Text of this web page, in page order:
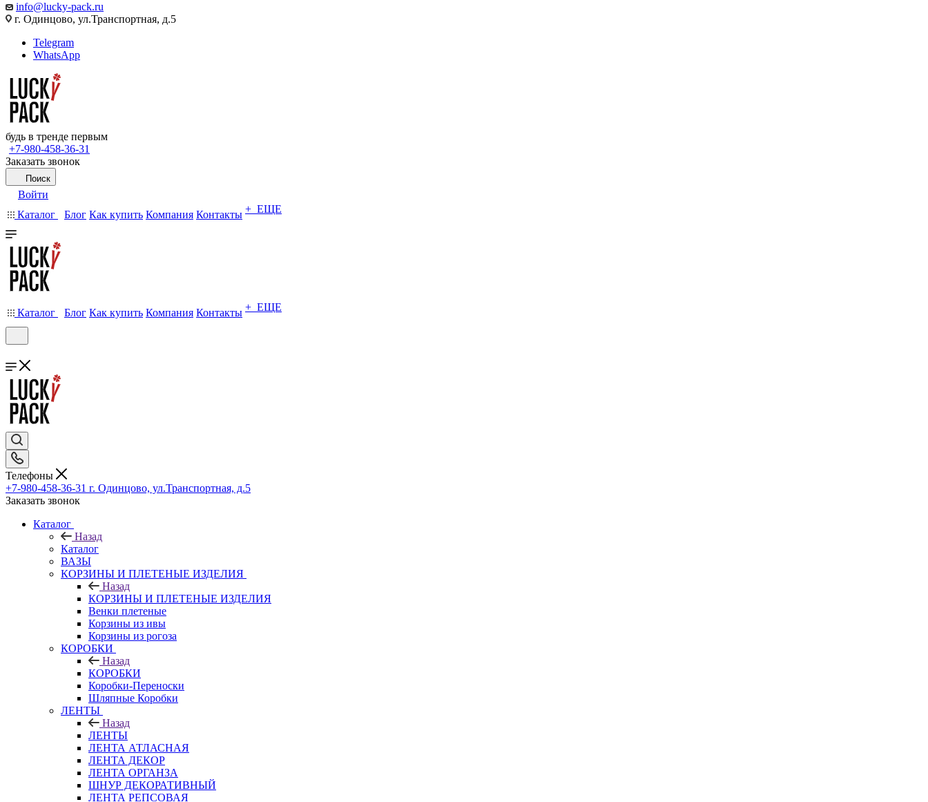
info@lucky-pack.ru
г. Одинцово, ул.Транспортная, д.5
Telegram
WhatsApp
будь в тренде первым
+7-980-458-36-31
Заказать звонок
Поиск
Войти
Каталог
Блог Как купить Компания Контакты + ЕЩЕ
Каталог Блог Как купить Компания Контакты + ЕЩЕ
Телефоны
+7-980-458-36-31 г. Одинцово, ул.Транспортная, д.5
Заказать звонок
Каталог
Назад
Каталог
ВАЗЫ
КОРЗИНЫ И ПЛЕТЕНЫЕ ИЗДЕЛИЯ
Назад
КОРЗИНЫ И ПЛЕТЕНЫЕ ИЗДЕЛИЯ
Венки плетеные
Корзины из ивы
Корзины из рогоза
КОРОБКИ
Назад
КОРОБКИ
Коробки-Переноски
Шляпные Коробки
ЛЕНТЫ
Назад
ЛЕНТЫ
ЛЕНТА АТЛАСНАЯ
ЛЕНТА ДЕКОР
ЛЕНТА ОРГАНЗА
ШНУР ДЕКОРАТИВНЫЙ
ЛЕНТА РЕПСОВАЯ